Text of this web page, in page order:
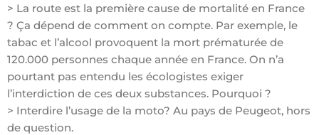
> La route est la première cause de mortalité en France
? Ça dépend de comment on compte. Par exemple, le
tabac et l’alcool provoquent la mort prématurée de
120.000 personnes chaque année en France. On n’a
pourtant pas entendu les écologistes exiger
l’interdiction de ces deux substances. Pourquoi ?
> Interdire l’usage de la moto? Au pays de Peugeot, hors
de question.